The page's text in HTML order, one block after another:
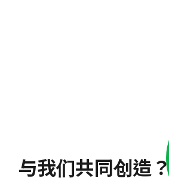
与我们共同创造？